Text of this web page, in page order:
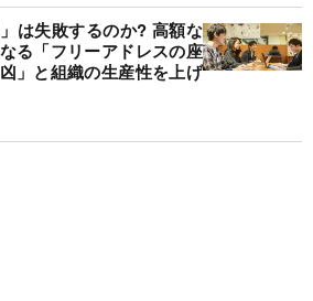
は失敗するのか? 高額な
る「フリーアドレスの座
」と組織の生産性を上げ